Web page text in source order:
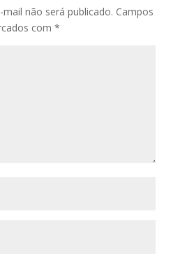
não será publicado. Campos
com *